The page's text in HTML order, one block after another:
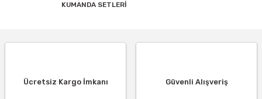
KUMANDA SETLERİ
Ücretsiz Kargo İmkanı Güvenli Alışveriş